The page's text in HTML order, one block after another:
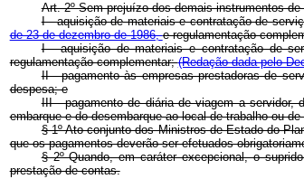
Art. 2º Sem prejuízo dos demais instrumentos
I - aquisição de materiais e contratação de
de 23 de dezembro de 1986,e regulamentação
I - aquisição de materiais e contratação de
regulamentação complementar;(Redação dada pelo
II - pagamento às empresas prestadoras de
despesa; e
III - pagamento de diária de viagem a servidor,
embarque e do desembarque ao local de trabalho ou
§ 1º Ato conjunto dos Ministros de Estado do
que os pagamentos deverão ser efetuados
§ 2º Quando, em caráter excepcional, o
prestação de contas.